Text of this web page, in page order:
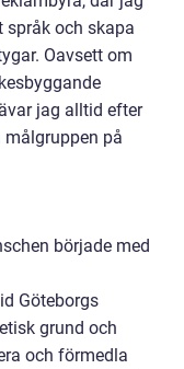
och skapa
Oavsett om
jag alltid efter
på
började med
Göteborgs
grund och
och förmedla